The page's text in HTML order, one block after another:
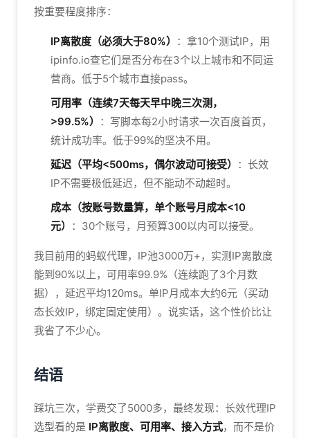
按重要程度排序：
IP离散度（必须大于80%） ：拿10个测试IP，用
ipinfo.io查它们是否分布在3个以上城市和不同运
营商。低于5个城市直接pass。
可用率（连续7天每天早中晚三次测，
>99.5%） ：写脚本每2小时请求一次百度首页，
统计成功率。低于99%的坚决不用。
延迟（平均<500ms，偶尔波动可接受） ：长效
IP不需要极低延迟，但不能动不动超时。
成本（按账号数量算，单个账号月成本<10
元） ：30个账号，月预算300以内可以接受。
我目前用的蚂蚁代理，IP池3000万+，实测IP离散度
能到90%以上，可用率99.9%（连续跑了3个月数
据），延迟平均120ms。单IP月成本大约6元（买动
态长效IP，绑定固定使用）。说实话，这个性价比让
我省了不少心。
结语
踩坑三次，学费交了5000多，最终发现：长效代理IP
选型看的是 IP离散度、可用率、接入方式，而不是价